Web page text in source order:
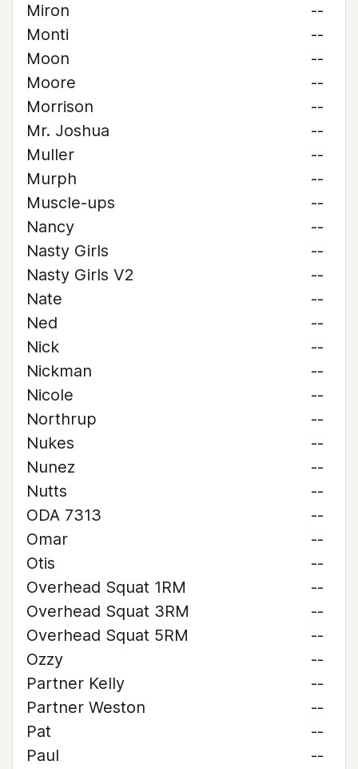
Miron
--
Monti
--
Moon
--
Moore
--
Morrison
--
Mr. Joshua
--
Muller
--
Murph
--
Muscle-ups
--
Nancy
--
Nasty Girls
--
Nasty Girls V2
--
Nate
--
Ned
--
Nick
--
Nickman
--
Nicole
--
Northrup
--
Nukes
--
Nunez
--
Nutts
--
ODA 7313
--
Omar
--
Otis
--
Overhead Squat 1RM
--
Overhead Squat 3RM
--
Overhead Squat 5RM
--
Ozzy
--
Partner Kelly
--
Partner Weston
--
Pat
--
Paul
--